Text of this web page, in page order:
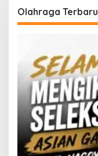
Olahraga Terbaru